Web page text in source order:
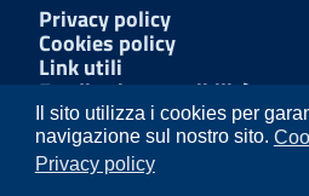
Il sito utilizza i cookies per
navigazione sul nostro sito.
Privacy policy
Privacy policy
Cookies policy
Link utili
Feedback accessibilità
Amministrazione
Mappa del sito
W3C Css